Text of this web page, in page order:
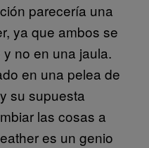
parecería una
ya que ambos se
no en una jaula.
en una pelea de
su supuesta
las cosas a
es un genio